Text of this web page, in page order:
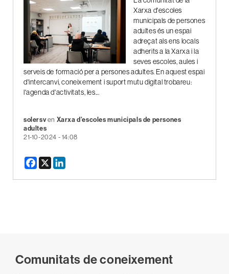
Xarxa d'escoles
municipals de persones
adultes és un espai
adreçat als ens locals
adherits a la Xarxa i la
seves escoles, aules i
serveis de formació per a persones adultes. En aquest espai
d'intercanvi, coneixement i suport mutu digital trobareu:
l'agenda d'activitats, les...
solersven Xarxa d’escoles municipals de persones
adultes
21-10-2024 - 14:08
Comunitats de coneixement